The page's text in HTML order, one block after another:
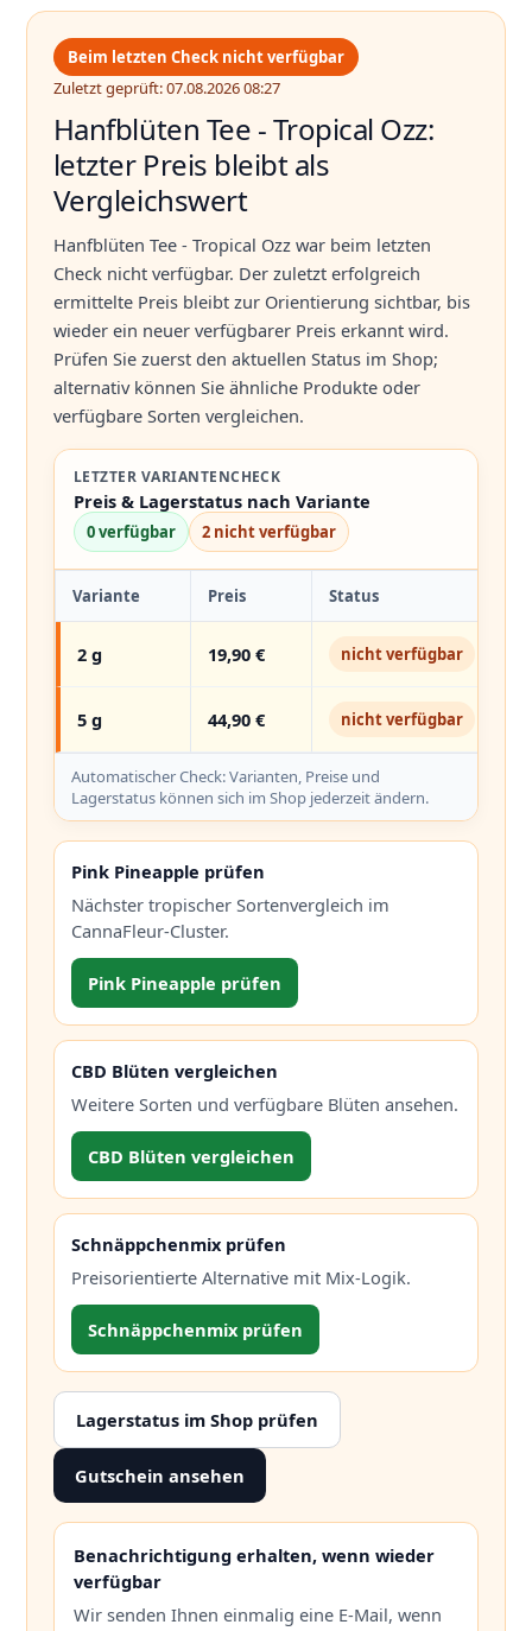
Beim letzten Check nicht verfügbar
Zuletzt geprüft: 07.08.2026 08:27
Hanfblüten Tee - Tropical Ozz:
letzter Preis bleibt als
Vergleichswert
Hanfblüten Tee - Tropical Ozz war beim letzten
Check nicht verfügbar. Der zuletzt erfolgreich
ermittelte Preis bleibt zur Orientierung sichtbar, bis
wieder ein neuer verfügbarer Preis erkannt wird.
Prüfen Sie zuerst den aktuellen Status im Shop;
alternativ können Sie ähnliche Produkte oder
verfügbare Sorten vergleichen.
LETZTER VARIANTENCHECK
Preis & Lagerstatus nach Variante
0 verfügbar 2 nicht verfügbar
Variante Preis Status
2 g 19,90 € nicht verfügbar
5 g 44,90 € nicht verfügbar
Automatischer Check: Varianten, Preise und
Lagerstatus können sich im Shop jederzeit ändern.
Pink Pineapple prüfen
Nächster tropischer Sortenvergleich im
CannaFleur-Cluster.
Pink Pineapple prüfen
CBD Blüten vergleichen
Weitere Sorten und verfügbare Blüten ansehen.
CBD Blüten vergleichen
Schnäppchenmix prüfen
Preisorientierte Alternative mit Mix-Logik.
Schnäppchenmix prüfen
Lagerstatus im Shop prüfen
Gutschein ansehen
Benachrichtigung erhalten, wenn wieder
verfügbar
Wir senden Ihnen einmalig eine E-Mail, wenn